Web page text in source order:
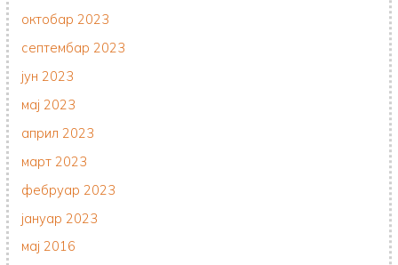
октобар 2023
септембар 2023
јун 2023
мај 2023
април 2023
март 2023
фебруар 2023
јануар 2023
мај 2016